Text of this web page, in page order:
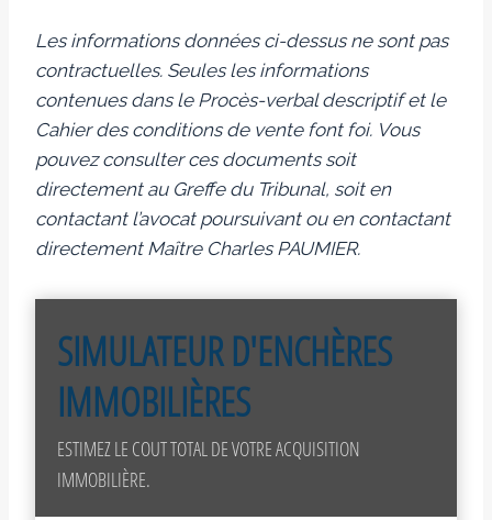
Les informations données ci-dessus ne sont pas
contractuelles. Seules les informations
contenues dans le Procès-verbal descriptif et le
Cahier des conditions de vente font foi. Vous
pouvez consulter ces documents soit
directement au Greffe du Tribunal, soit en
contactant l’avocat poursuivant ou en contactant
directement Maître Charles PAUMIER.
SIMULATEUR D'ENCHÈRES
IMMOBILIÈRES
ESTIMEZ LE COUT TOTAL DE VOTRE ACQUISITION
IMMOBILIÈRE.